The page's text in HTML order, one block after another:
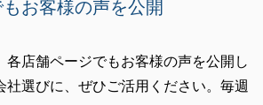
お客様の声を公開
各店舗ページでもお客様の声を公開し
社選びに、ぜひご活用ください。毎週